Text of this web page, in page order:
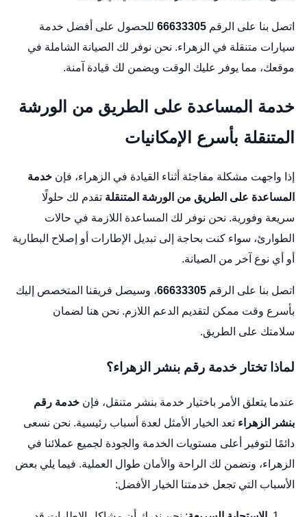
اتصل بنا على الرقم 66633305للحصول على أفضل خدمة
سيارات متنقلة في الزهراء. نحن نوفر لك الصيانة الشاملة في
موقعك، مما يوفر عليك الوقت ويضمن لك قيادة آمنة.
خدمة المساعدة على الطريق من الورشة
المتنقلة بأسرع الإمكانيات
إذا واجهت مشكلة مفاجئة أثناء القيادة في الزهراء، فإن خدمة
المساعدة على الطريق من الورشة المتنقلة تقدم لك حلولًا
سريعة وفورية. نحن نوفر لك المساعدة اللازمة في حالات
الطوارئ، سواء كنت بحاجة إلى تبديل الإطارات أو إصلاح البطارية
أو أي نوع آخر من الصيانة.
اتصل بنا على الرقم 66633305، وسيصل فريقنا المتخصص إليك
بأسرع وقت ممكن لتقديم الدعم اللازم. نحن هنا لضمان
سلامتك على الطريق.
لماذا تختار خدمة رقم بنشر الزهراء؟
عندما يتعلق الأمر باختيار خدمة بنشر متنقل، فإن خدمة رقم
بنشر الزهراء تعد الخيار الأمثل لعدة أسباب رئيسية. نحن نسعى
دائمًا لتوفير أعلى مستويات الخدمة والجودة لجميع عملائنا في
الزهراء، ونضمن لك الراحة والأمان طوال العملية. فيما يلي بعض
الأسباب التي تجعل خدمتنا الخيار الأفضل: